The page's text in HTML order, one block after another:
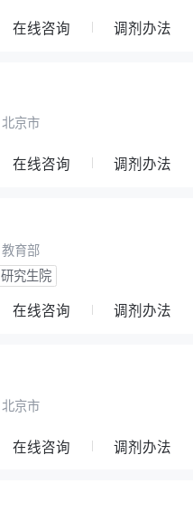
在线咨询 调剂办法
北京市
在线咨询 调剂办法
教育部
研究生院
在线咨询 调剂办法
北京市
在线咨询 调剂办法